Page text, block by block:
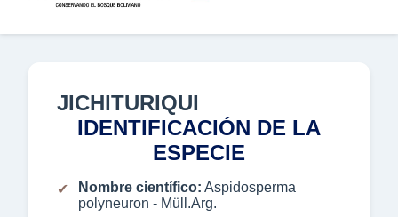
JICHITURIQUI
IDENTIFICACIÓN DE LA
ESPECIE
Nombre científico: Aspidosperma
polyneuron - Müll.Arg.